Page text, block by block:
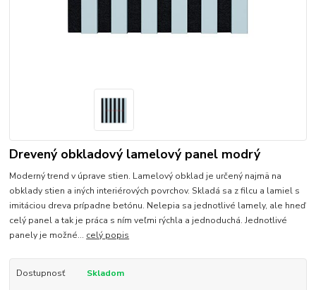
Drevený obkladový lamelový panel modrý
Moderný trend v úprave stien. Lamelový obklad je určený najmä na
obklady stien a iných interiérových povrchov. Skladá sa z filcu a lamiel s
imitáciou dreva prípadne betónu. Nelepia sa jednotlivé lamely, ale hneď
celý panel a tak je práca s ním veľmi rýchla a jednoduchá. Jednotlivé
panely je možné... celý popis
Dostupnosť Skladom